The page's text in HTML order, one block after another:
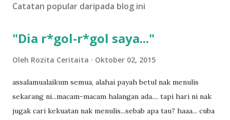
lCatatan popular daripada blog ini
"Dia r*gol-r*gol saya..."
Oleh Rozita Ceritaita Oktober 02, 2015
assalamualaikum semua, alahai payah betul nak menulis
sekarang ni...macam-macam halangan ada.... tapi hari ni nak
jugak cari kekuatan nak menulis...sebab apa tau? haaa... cuba